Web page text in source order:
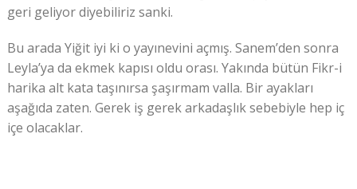
geri geliyor diyebiliriz sanki.
Bu arada Yiğit iyi ki o yayınevini açmış. Sanem’den sonra
Leyla’ya da ekmek kapısı oldu orası. Yakında bütün Fikr-i
harika alt kata taşınırsa şaşırmam valla. Bir ayakları
aşağıda zaten. Gerek iş gerek arkadaşlık sebebiyle hep iç
içe olacaklar.